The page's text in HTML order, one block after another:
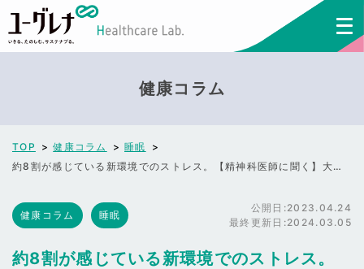
健康コラム
TOP 健康コラム
睡眠
約8割が感じている新環境でのストレス。【精神科医師に聞く】大型連休明けも“ココロ元気に”過ごす秘訣
健康コラム 睡眠
公開日:2023.04.24
最終更新日:2024.03.05
約8割が感じている新環境でのストレス。